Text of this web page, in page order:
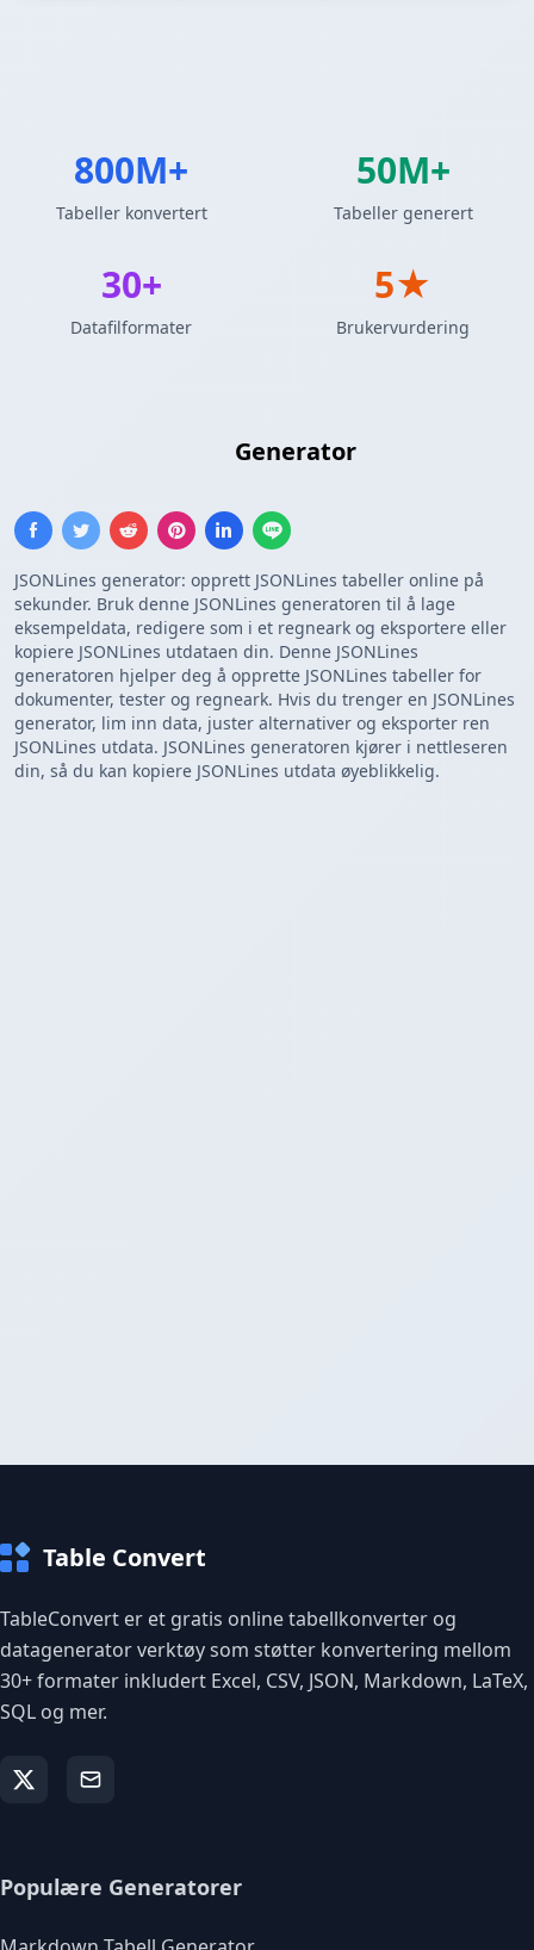
Generator
JSONLines generator: opprett JSONLines tabeller online på
sekunder. Bruk denne JSONLines generatoren til å lage
eksempeldata, redigere som i et regneark og eksportere eller
kopiere JSONLines utdataen din. Denne JSONLines
generatoren hjelper deg å opprette JSONLines tabeller for
dokumenter, tester og regneark. Hvis du trenger en JSONLines
generator, lim inn data, juster alternativer og eksporter ren
JSONLines utdata. JSONLines generatoren kjører i nettleseren
din, så du kan kopiere JSONLines utdata øyeblikkelig.
800M+
Tabeller konvertert
50M+
Tabeller generert
30+
Datafilformater
5★
Brukervurdering
Table Convert
TableConvert er et gratis online tabellkonverter og
datagenerator verktøy som støtter konvertering mellom
30+ formater inkludert Excel, CSV, JSON, Markdown, LaTeX,
SQL og mer.
Populære Generatorer